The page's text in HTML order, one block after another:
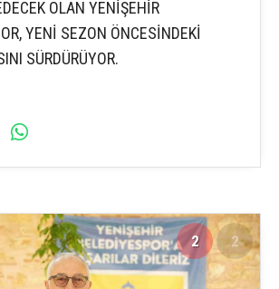
OLAN YENİŞEHİR
YENİ SEZON ÖNCESİNDEKİ
SÜRDÜRÜYOR.
2 2